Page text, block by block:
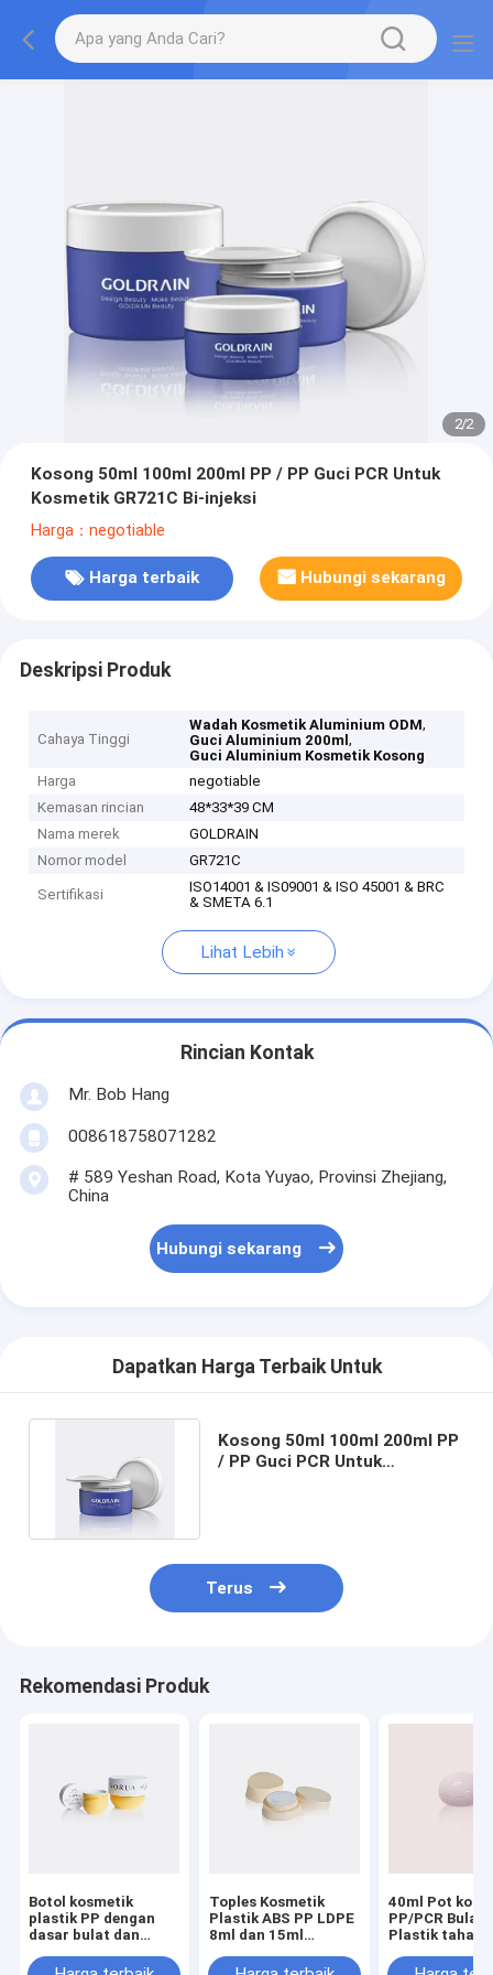
2/2
Kosong 50ml 100ml 200ml PP / PP Guci PCR Untuk
Kosmetik GR721C Bi-injeksi
Harga：negotiable
Harga terbaik Hubungi sekarang
Deskripsi Produk
Cahaya Tinggi
Wadah Kosmetik Aluminium ODM,
Guci Aluminium 200ml,
Guci Aluminium Kosmetik Kosong
Harga
negotiable
Kemasan rincian
48*33*39 CM
Nama merek
GOLDRAIN
Nomor model
GR721C
Sertifikasi
ISO14001 & IS09001 & ISO 45001 & BRC
& SMETA 6.1
Lihat Lebih
Rincian Kontak
Mr. Bob Hang
008618758071282
# 589 Yeshan Road, Kota Yuyao, Provinsi Zhejiang,
China
Hubungi sekarang
Dapatkan Harga Terbaik Untuk
Kosong 50ml 100ml 200ml PP
/ PP Guci PCR Untuk
Terus
Rekomendasi Produk
Botol kosmetik
plastik PP dengan
dasar bulat dan
dengan kapasitas
Toples Kosmetik
Plastik ABS PP LDPE
8ml dan 15ml
Beraturan untuk
40ml Pot
PP/PCR Bulat
Plastik tahan
untuk krim